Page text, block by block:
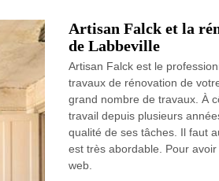
Artisan Falck et la
de Labbeville
Artisan Falck est le
travaux de rénovation de
grand nombre de travaux. À
travail depuis plusieurs
qualité de ses tâches. Il faut
est très abordable. Pour
web.